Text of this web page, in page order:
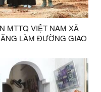
MTTQ VIỆT NAM XÃ
LÀM ĐƯỜNG GIAO